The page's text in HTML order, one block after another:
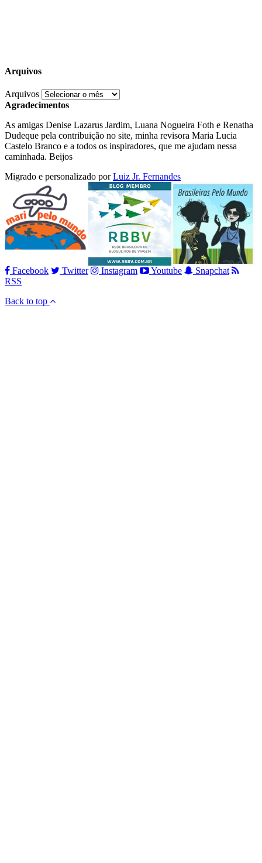
Arquivos
Arquivos
Agradecimentos
As amigas Denise Lazarus Jardim, Luana Nogueira Foth e Renatha
Dudeque pela contribuição no site, minha revisora Maria Lucia
Castelo Branco e a todos os inspiradores, que me ajudam nessa
caminhada. Beijos
Migrado e personalizado porLuiz Jr. Fernandes
Facebook Twitter Instagram Youtube
Snapchat
RSS
Back to top